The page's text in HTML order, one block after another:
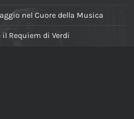
nel Cuore della Musica
Requiem di Verdi